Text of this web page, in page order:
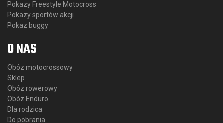
Pokazy Freestyle Motocross
Pokazy sportów akcji
Pokaz buggy
O NAS
Obóz motocrossowy
Sklep
Obóz rowerowy
Obóz Enduro
Dla rodzica
Do pobrania